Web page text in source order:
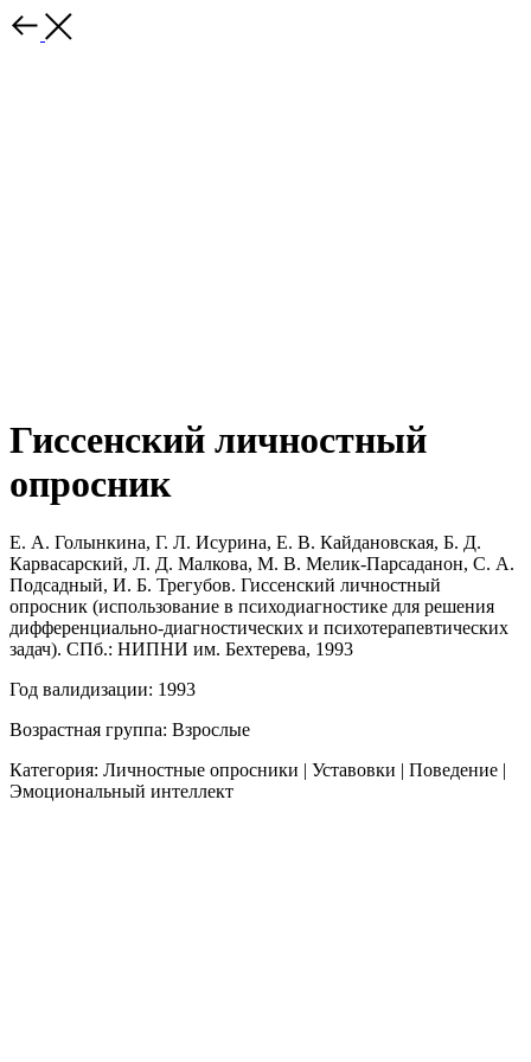
Гиссенский личностный
опросник
Е. А. Голынкина, Г. Л. Исурина, Е. В. Кайдановская, Б. Д.
Карвасарский, Л. Д. Малкова, М. В. Мелик-Парсаданон, С. А.
Подсадный, И. Б. Трегубов. Гиссенский личностный
опросник (использование в психодиагностике для решения
дифференциально-диагностических и психотерапевтических
задач). СПб.: НИПНИ им. Бехтерева, 1993
Год валидизации: 1993
Возрастная группа: Взрослые
Категория: Личностные опросники | Уставовки | Поведение |
Эмоциональный интеллект